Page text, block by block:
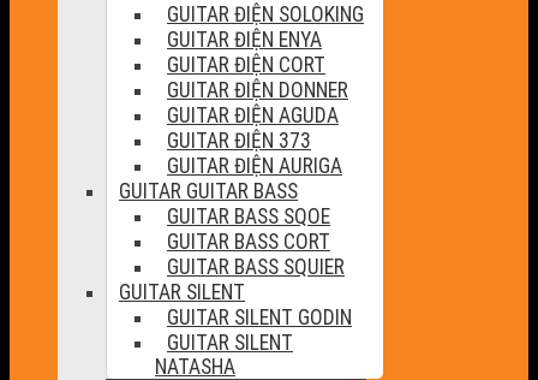
GUITAR ĐIỆN SOLOKING
GUITAR ĐIỆN ENYA
GUITAR ĐIỆN CORT
GUITAR ĐIỆN DONNER
GUITAR ĐIỆN AGUDA
GUITAR ĐIỆN 373
GUITAR ĐIỆN AURIGA
GUITAR GUITAR BASS
GUITAR BASS SQOE
GUITAR BASS CORT
GUITAR BASS SQUIER
GUITAR SILENT
GUITAR SILENT GODIN
GUITAR SILENT
NATASHA